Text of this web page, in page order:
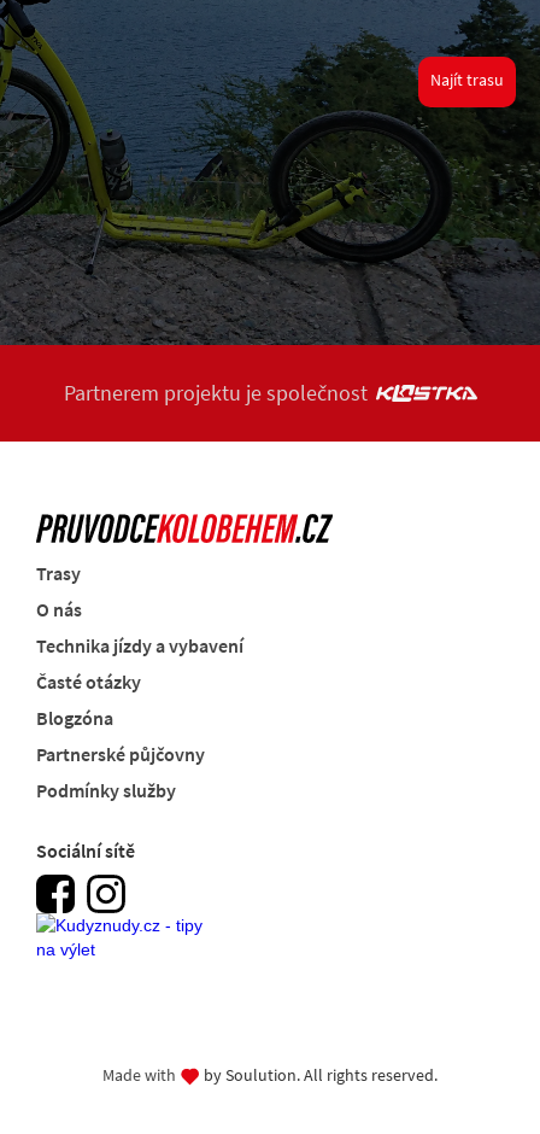
Najít trasu
Partnerem projektu je společnost
Trasy
O nás
Technika jízdy a vybavení
Časté otázky
Blogzóna
Partnerské půjčovny
Podmínky služby
Sociální sítě
Made with by Soulution. All rights reserved.